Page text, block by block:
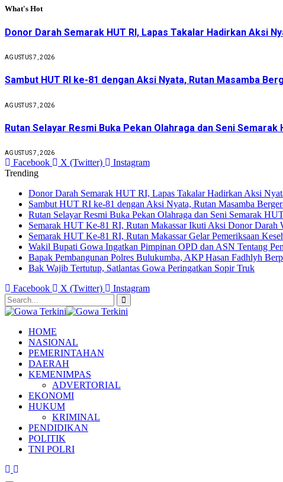
What's Hot
Donor Darah Semarak HUT RI, Lapas Takalar Hadirkan Aksi
AGUSTUS 7, 2026
Sambut HUT RI ke-81 dengan Aksi Nyata, Rutan Masamba
AGUSTUS 7, 2026
Rutan Selayar Resmi Buka Pekan Olahraga dan Seni Semarak
AGUSTUS 7, 2026
Facebook X (Twitter)
Instagram
Trending
Donor Darah Semarak HUT RI, Lapas Takalar Hadirkan Aksi
Sambut HUT RI ke-81 dengan Aksi Nyata, Rutan Masamba
Rutan Selayar Resmi Buka Pekan Olahraga dan Seni Semarak
Semarak HUT Ke-81 RI, Rutan Makassar Ikuti Aksi Donor Darah
Semarak HUT Ke-81 RI, Rutan Makassar Gelar Pemeriksaan
Wakil Bupati Gowa Ingatkan Pimpinan OPD dan ASN Tentang
Bapak Pembangunan Polres Bulukumba, AKP Hasan Fadhlyh
Bak Wajib Tertutup, Satlantas Gowa Peringatkan Sopir Truk
Facebook
X (Twitter) Instagram
HOME
NASIONAL
PEMERINTAHAN
DAERAH
KEMENIMPAS
ADVERTORIAL
EKONOMI
HUKUM
KRIMINAL
PENDIDIKAN
POLITIK
TNI POLRI